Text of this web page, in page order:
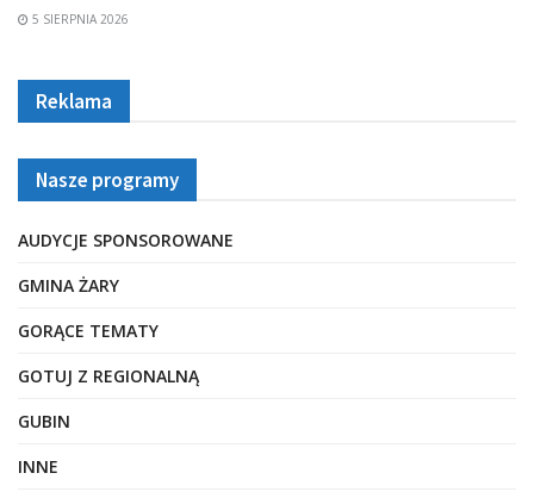
5 SIERPNIA 2026
Reklama
Nasze programy
AUDYCJE SPONSOROWANE
GMINA ŻARY
GORĄCE TEMATY
GOTUJ Z REGIONALNĄ
GUBIN
INNE